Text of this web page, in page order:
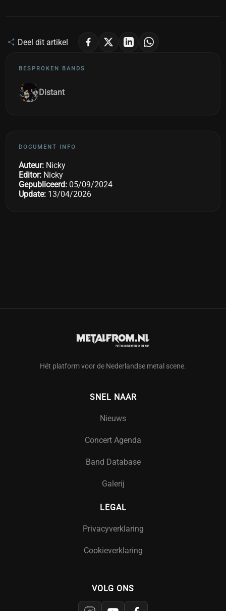
Deel dit artikel
BESPROKEN BANDS
Distant
DOCUMENT INFO
Auteur: Nicky
Editor: Nicky
Gepubliceerd: 05/09/2024
Update: 13/04/2026
Hét platform voor de Nederlandse metal scene.
SNEL NAAR
Nieuws
Concert Agenda
Band Database
Galerij
LEGAL
Privacyverklaring
Cookieverklaring
VOLG ONS